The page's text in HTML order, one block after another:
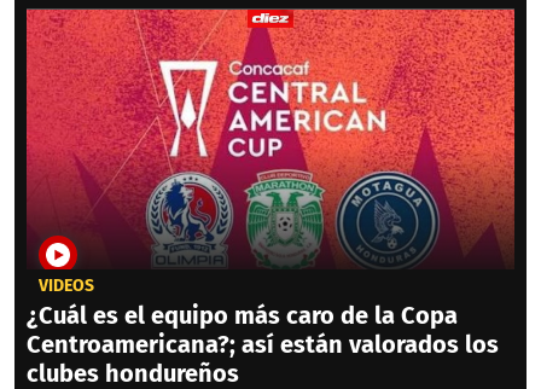
VIDEOS
¿Cuál es el equipo más caro de la Copa
Centroamericana?; así están valorados los
clubes hondureños